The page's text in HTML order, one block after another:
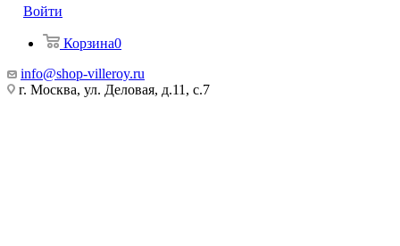
Войти
Корзина0
info@shop-villeroy.ru
г. Москва, ул. Деловая, д.11, с.7